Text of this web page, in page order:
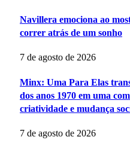
Navillera emociona ao
correr atrás de um sonho
7 de agosto de 2026
Minx: Uma Para Elas
dos anos 1970 em uma
criatividade e mudança
7 de agosto de 2026